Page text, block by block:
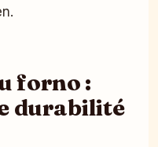
forno :
durabilité